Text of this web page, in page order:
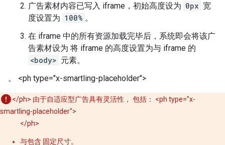
广告素材内容已写入 iframe，初始高度设为 0px 宽
度设置为 100% 。
在 iframe 中的所有资源加载完毕后，系统即会将该广
告素材设为 将 iframe 的高度设置为与 iframe 的
<body> 元素。
。 <ph type="x-smartling-placeholder">
</ph> 由于自适应型广告具有灵活性， 包括： <ph type="x-
smartling-placeholder">
</ph>
与包含 固定尺寸。